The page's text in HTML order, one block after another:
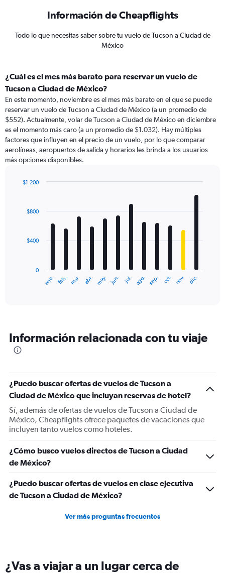
Información de Cheapflights
Todo lo que necesitas saber sobre tu vuelo de Tucson a Ciudad de
México
¿Cuál es el mes más barato para reservar un vuelo de
Tucson a Ciudad de México?
En este momento, noviembre es el mes más barato en el que se puede
reservar un vuelo de Tucson a Ciudad de México (a un promedio de
$552). Actualmente, volar de Tucson a Ciudad de México en diciembre
es el momento más caro (a un promedio de $1.032). Hay múltiples
factores que influyen en el precio de un vuelo, por lo que comparar
aerolíneas, aeropuertos de salida y horarios les brinda a los usuarios
más opciones disponibles.
with
The
categories.
The
Y
axis
displaying
values.
Range:
0
1200.
ene. feb. mar. abr. may. jun. jul. ago. sep. oct. nov. dic.
0
$400
$800
$1.200
Información relacionada con tu viaje
¿Puedo buscar ofertas de vuelos de Tucson a
Ciudad de México que incluyan reservas de hotel?
Sí, además de ofertas de vuelos de Tucson a Ciudad de
México, Cheapflights ofrece paquetes de vacaciones que
incluyen tanto vuelos como hoteles.
¿Cómo busco vuelos directos de Tucson a Ciudad
de México?
¿Puedo buscar ofertas de vuelos en clase ejecutiva
de Tucson a Ciudad de México?
Ver más preguntas frecuentes
¿Vas a viajar a un lugar cerca de